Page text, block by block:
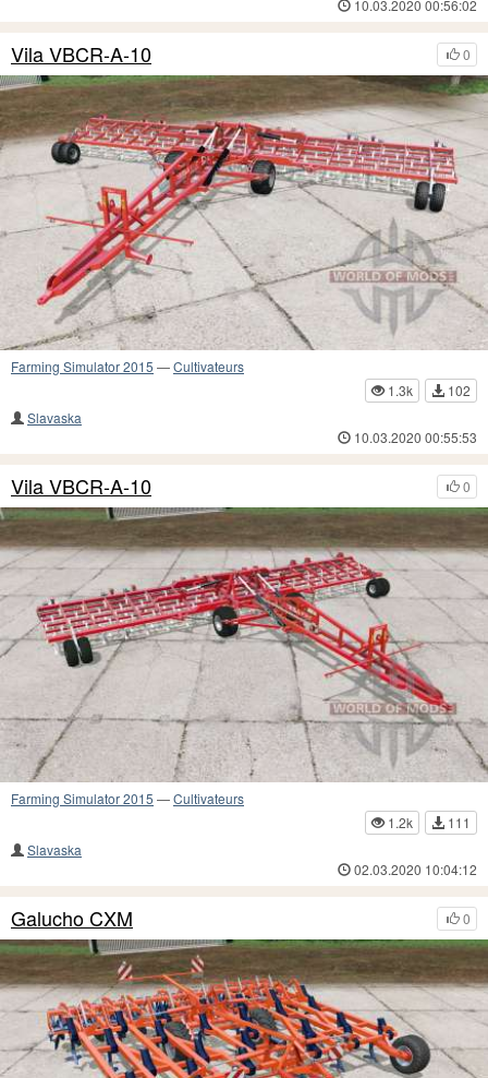
10.03.2020 00:56:02
0
Vila VBCR-A-10
Farming Simulator 2015 —Cultivateurs
1.3k
102
Slavaska
10.03.2020 00:55:53
0
Vila VBCR-A-10
Farming Simulator 2015 —Cultivateurs
1.2k
111
Slavaska
02.03.2020 10:04:12
0
Galucho CXM